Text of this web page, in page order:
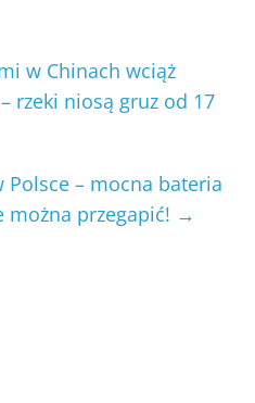
w Chinach wciąż
rzeki niosą gruz od 17
Polsce – mocna bateria
przegapić! →